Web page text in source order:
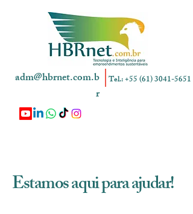
adm@hbrnet.com.b
r
Tel.: +55(61) 3041-5651
Estamos aqui para ajudar!